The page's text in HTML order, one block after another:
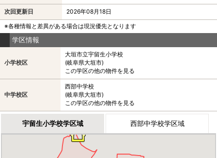
次回更新日
2026年08月18日
※各種情報と差異がある場合は現況優先となります
学区情報
小学校区
大垣市立宇留生小学校
(岐阜県大垣市)
この学区の他の物件を見る
中学校区
西部中学校
(岐阜県大垣市)
この学区の他の物件を見る
宇留生小学校学区域 西部中学校学区域